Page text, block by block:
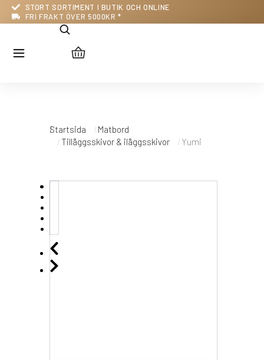
STORT SORTIMENT I BUTIK OCH ONLINE
FRI FRAKT ÖVER 5000KR *
Du är här:
Startsida
Matbord
Tilläggsskivor & iläggsskivor
Yumi